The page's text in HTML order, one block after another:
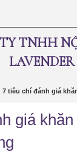
TNHH
LAVENDER
7 tiêu chí đánh giá
giá